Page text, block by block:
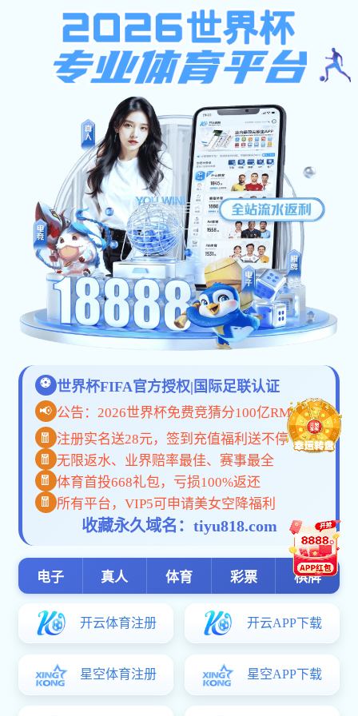
米乐体育m6娱乐
政策法规
您所在的位置：首页>专题专栏>区域绿色发展 经验交流
区域绿色发展
政策法规
标准规范
先进技术与工艺
研究成果
专家观点
联系我们
经验交流